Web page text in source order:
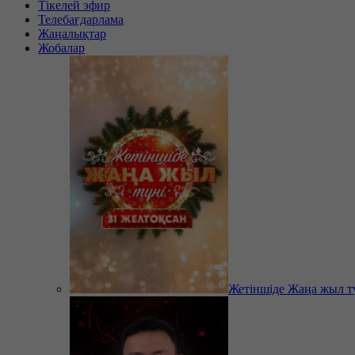
Тікелей эфир
Телебағдарлама
Жаңалықтар
Жобалар
Жетіншіде Жаңа жыл